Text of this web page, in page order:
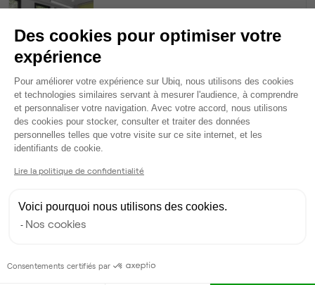
postes • 150 m²
13 455 €
Bureau privé• 1er étage
14postes • 70 m²
6 279 €
Dispo
Des cookies pour optimiser votre
expérience
Plateforme de Gestion du
Pour améliorer votre expérience sur Ubiq, nous utilisons des cookies
et technologies similaires servant à mesurer l'audience, à comprendre
et personnaliser votre navigation. Avec votre accord, nous utilisons
des cookies pour stocker, consulter et traiter des données
personnelles telles que votre visite sur ce site internet, et les
identifiants de cookie.
Lire la politique de confidentialité
Voici pourquoi nous utilisons des cookies.
Nos cookies
Consentements certifiés par